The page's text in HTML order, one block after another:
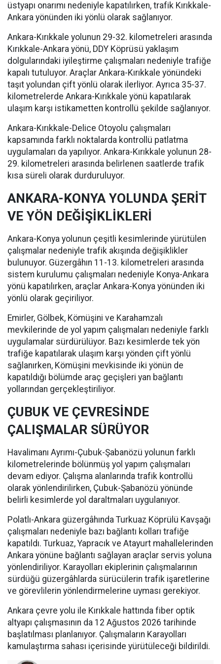
üstyapı onarımı nedeniyle kapatılırken, trafik Kırıkkale-
Ankara yönünden iki yönlü olarak sağlanıyor.
Ankara-Kırıkkale yolunun 29-32. kilometreleri arasında
Kırıkkale-Ankara yönü, DDY Köprüsü yaklaşım
dolgularındaki iyileştirme çalışmaları nedeniyle trafiğe
kapalı tutuluyor. Araçlar Ankara-Kırıkkale yönündeki
taşıt yolundan çift yönlü olarak ilerliyor. Ayrıca 35-37.
kilometrelerde Ankara-Kırıkkale yönü kapatılarak
ulaşım karşı istikametten kontrollü şekilde sağlanıyor.
Ankara-Kırıkkale-Delice Otoyolu çalışmaları
kapsamında farklı noktalarda kontrollü patlatma
uygulamaları da yapılıyor. Ankara-Kırıkkale yolunun 28-
29. kilometreleri arasında belirlenen saatlerde trafik
kısa süreli olarak durduruluyor.
ANKARA-KONYA YOLUNDA ŞERİT
VE YÖN DEĞİŞİKLİKLERİ
Ankara-Konya yolunun çeşitli kesimlerinde yürütülen
çalışmalar nedeniyle trafik akışında değişiklikler
bulunuyor. Güzergâhın 11-13. kilometreleri arasında
sistem kurulumu çalışmaları nedeniyle Konya-Ankara
yönü kapatılırken, araçlar Ankara-Konya yönünden iki
yönlü olarak geçiriliyor.
Emirler, Gölbek, Kömüşini ve Karahamzalı
mevkilerinde de yol yapım çalışmaları nedeniyle farklı
uygulamalar sürdürülüyor. Bazı kesimlerde tek yön
trafiğe kapatılarak ulaşım karşı yönden çift yönlü
sağlanırken, Kömüşini mevkisinde iki yönün de
kapatıldığı bölümde araç geçişleri yan bağlantı
yollarından gerçekleştiriliyor.
ÇUBUK VE ÇEVRESİNDE
ÇALIŞMALAR SÜRÜYOR
Havalimanı Ayrımı-Çubuk-Şabanözü yolunun farklı
kilometrelerinde bölünmüş yol yapım çalışmaları
devam ediyor. Çalışma alanlarında trafik kontrollü
olarak yönlendirilirken, Çubuk-Şabanözü yönünde
belirli kesimlerde yol daraltmaları uygulanıyor.
Polatlı-Ankara güzergâhında Turkuaz Köprülü Kavşağı
çalışmaları nedeniyle bazı bağlantı kolları trafiğe
kapatıldı. Turkuaz, Yapracık ve Atayurt mahallelerinden
Ankara yönüne bağlantı sağlayan araçlar servis yoluna
yönlendiriliyor. Karayolları ekiplerinin çalışmalarının
sürdüğü güzergâhlarda sürücülerin trafik işaretlerine
ve görevlilerin yönlendirmelerine uyması gerekiyor.
Ankara çevre yolu ile Kırıkkale hattında fiber optik
altyapı çalışmasının da 12 Ağustos 2026 tarihinde
başlatılması planlanıyor. Çalışmaların Karayolları
kamulaştırma sahası içerisinde yürütüleceği bildirildi.